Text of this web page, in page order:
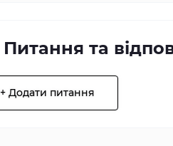
Питання та
+ Додати питання